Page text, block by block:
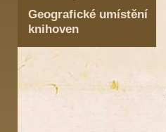
Geografické umístění
knihoven